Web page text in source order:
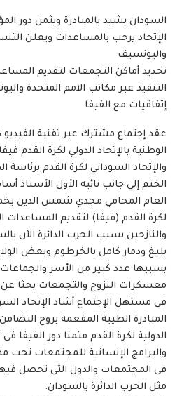
السودان يشيد بالمبادرة ويثمن دور
الإتحاد يرحب بالمساعدات ويعلن
واليونسيف
تحديد أماكن التجمعات لتقديم
التنفيذ عبر مكاتب الامم المتحدة
إتفاقيات مع الفيفا
عقد إجتماع مشترك عبر تقنية الفيديو
الوطنية بالإتحاد الدولي لكرة القدم
والإتحاد السوداني لكرة القدم
الختم إلي جانب نائبه الأول الأستاذ
العام المحامي مجدي شمس الدين
لكرة القدم (فيفا) لتقديم المساعدات
والنازحين بسبب الحرب الدائرة الآن
بليغ ودمار كامل بالخرطوم وبعض
بسببها عدد كبير من الأسر
معسكرات النزوح والتجمعات بحثا عن
فى مستهل الإجتماع أشاد الإتحاد
المبادرة الطيبة المفعمة بروح
الدولية لكرة القدم مثمنا دور الفيفا
والبرامج الإنسانية للمجتمعات تحت
فى المجتمعات والدول التى تحصل
مثل الحرب الدائرة بالسودان.